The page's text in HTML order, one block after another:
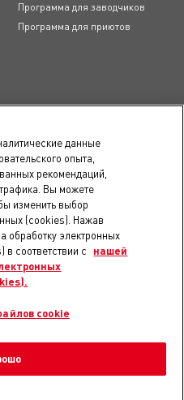
Программа для заводчиков
Программа для приютов
аналитических данных
защищены.
данные
опыта,
рекомендаций,
трафика. Вы можете
изменить выбор
(cookies). Нажав
обработку электронных
в соответствии с
нашей
cookie